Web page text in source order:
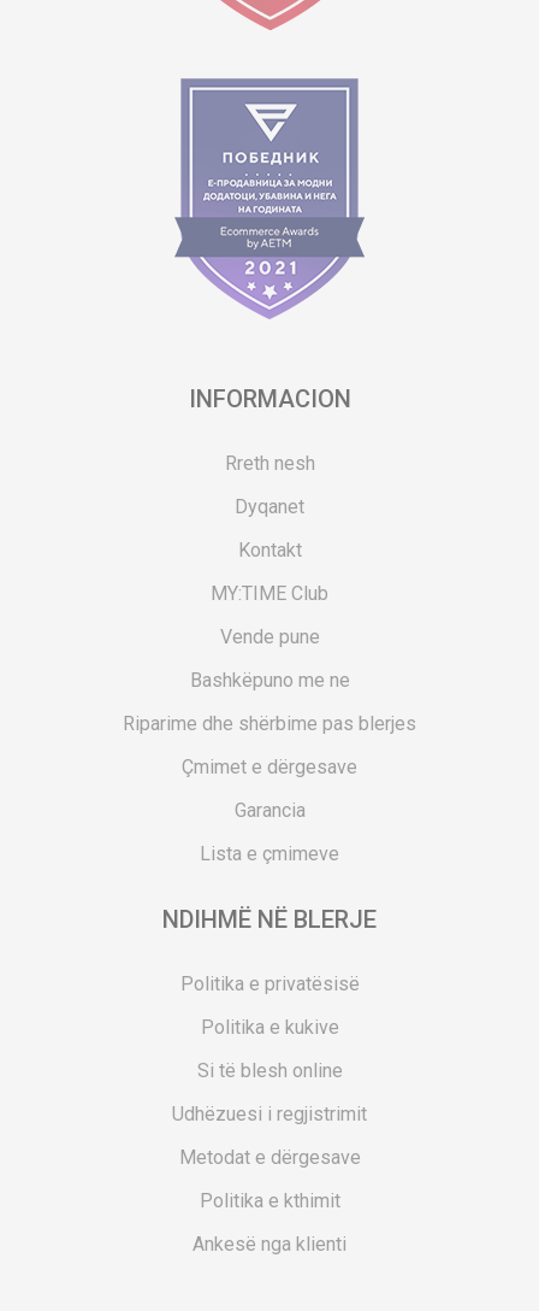
INFORMACION
Rreth nesh
Dyqanet
Kontakt
MY:TIME Club
Vende pune
Bashkëpuno me ne
Riparime dhe shërbime pas blerjes
Çmimet e dërgesave
Garancia
Lista e çmimeve
NDIHMË NË BLERJE
Politika e privatësisë
Politika e kukive
Si të blesh online
Udhëzuesi i regjistrimit
Metodat e dërgesave
Politika e kthimit
Ankesë nga klienti